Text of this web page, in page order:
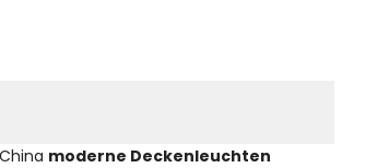
moderne Deckenleuchten